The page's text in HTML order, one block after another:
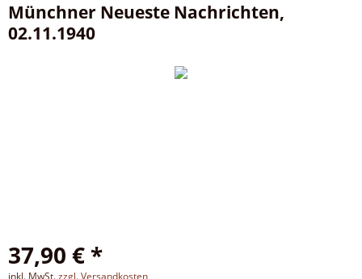
Münchner Neueste Nachrichten,
02.11.1940
37,90 € *
inkl. MwSt.zzgl. Versandkosten